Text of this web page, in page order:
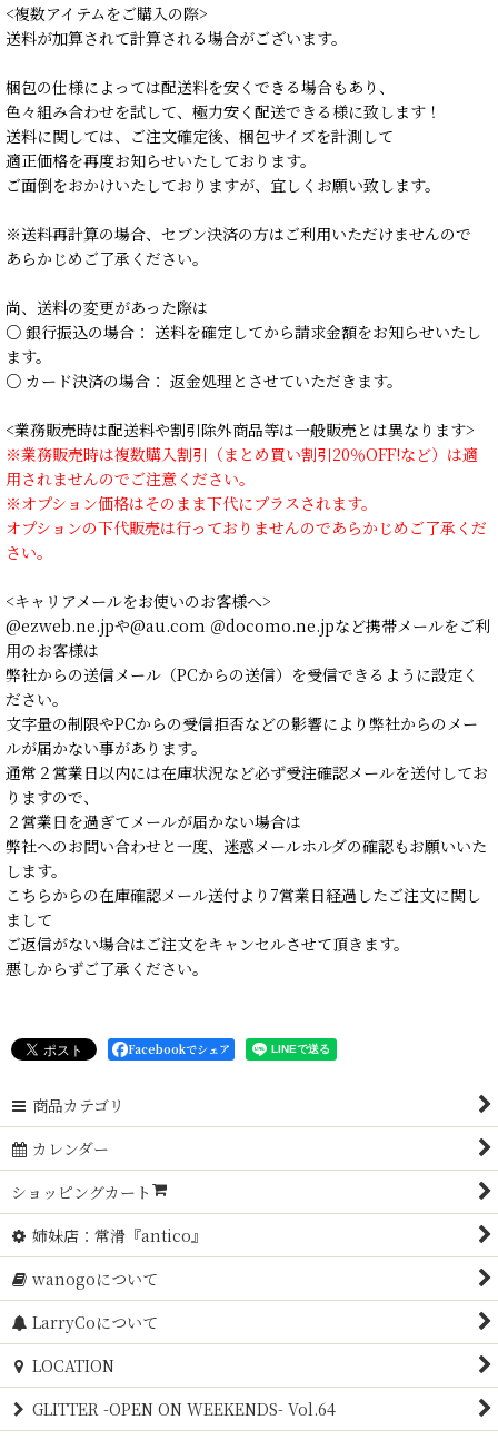
<複数アイテムをご購入の際>
送料が加算されて計算される場合がございます。
梱包の仕様によっては配送料を安くできる場合もあり、
色々組み合わせを試して、極力安く配送できる様に致します！
送料に関しては、ご注文確定後、梱包サイズを計測して
適正価格を再度お知らせいたしております。
ご面倒をおかけいたしておりますが、宜しくお願い致します。
※送料再計算の場合、セブン決済の方はご利用いただけませんので
あらかじめご了承ください。
尚、送料の変更があった際は
○ 銀行振込の場合： 送料を確定してから請求金額をお知らせいたし
ます。
○ カード決済の場合： 返金処理とさせていただきます。
<業務販売時は配送料や割引除外商品等は一般販売とは異なります>
※業務販売時は複数購入割引（まとめ買い割引20％OFF!など）は適
用されませんのでご注意ください。
※オプション価格はそのまま下代にプラスされます。
オプションの下代販売は行っておりませんのであらかじめご了承くだ
さい。
<キャリアメールをお使いのお客様へ>
@ezweb.ne.jpや@au.com ＠docomo.ne.jpなど携帯メールをご利
用のお客様は
弊社からの送信メール（PCからの送信）を受信できるように設定く
ださい。
文字量の制限やPCからの受信拒否などの影響により弊社からのメー
ルが届かない事があります。
通常２営業日以内には在庫状況など必ず受注確認メールを送付してお
りますので、
２営業日を過ぎてメールが届かない場合は
弊社へのお問い合わせと一度、迷惑メールホルダの確認もお願いいた
します。
こちらからの在庫確認メール送付より7営業日経過したご注文に関し
まして
ご返信がない場合はご注文をキャンセルさせて頂きます。
悪しからずご了承ください。
Facebookでシェア
商品カテゴリ
カレンダー
ショッピングカート
姉妹店：常滑『antico』
wanogoについて
LarryCoについて
LOCATION
GLITTER -OPEN ON WEEKENDS- Vol.64